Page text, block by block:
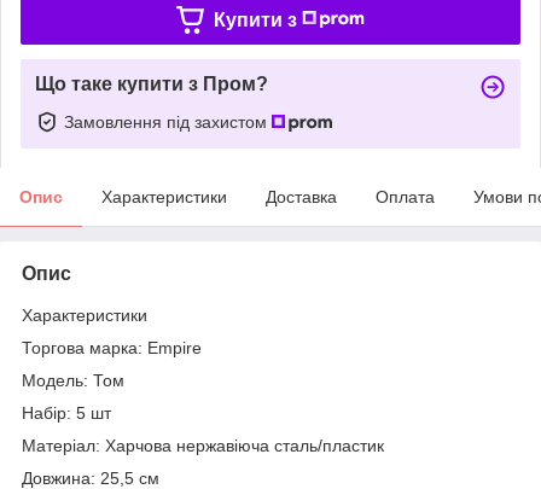
Купити з
Що таке купити з Пром?
Замовлення під захистом
Опис Характеристики Доставка Оплата Умови
Опис
Характеристики
Торгова марка: Empire
Модель: Том
Набір: 5 шт
Матеріал: Харчова нержавіюча сталь/пластик
Довжина: 25,5 см